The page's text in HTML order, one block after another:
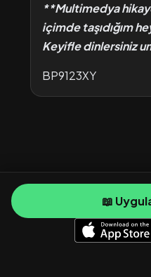
**Multimedya
içimde taşıdığım
Keyifle dinlersiniz
BP9123XY
📖